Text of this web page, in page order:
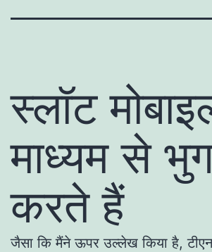
स्लॉट
माध्यम से
करते हैं
जैसा कि मैंने ऊपर उल्लेख किया है,